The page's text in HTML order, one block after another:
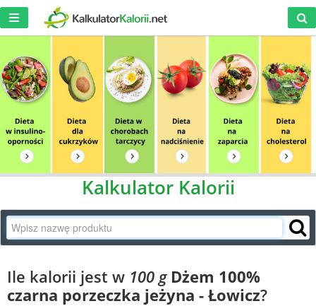
Kalkulator Kalorii
Ile kalorii jest w 100 g Dżem 100%
czarna porzeczka jeżyna - Łowicz?